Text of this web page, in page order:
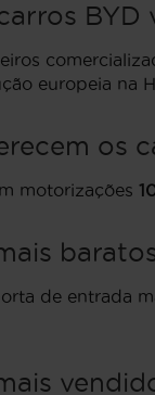
europeia na
os
motorizações
de entrada